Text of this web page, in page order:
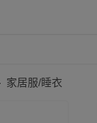
家居服/睡衣